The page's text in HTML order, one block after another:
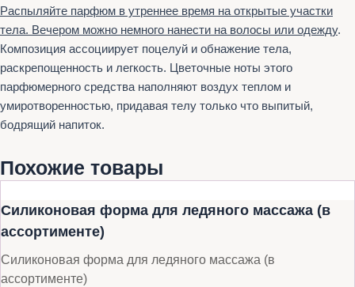
Распыляйте парфюм в утреннее время на открытые участки
тела. Вечером можно немного нанести на волосы или одежду.
Композиция ассоциирует поцелуй и обнажение тела,
раскрепощенность и легкость. Цветочные ноты этого
парфюмерного средства наполняют воздух теплом и
умиротворенностью, придавая телу только что выпитый,
бодрящий напиток.
Похожие товары
Силиконовая форма для ледяного массажа (в
ассортименте)
Силиконовая форма для ледяного массажа (в
ассортименте)